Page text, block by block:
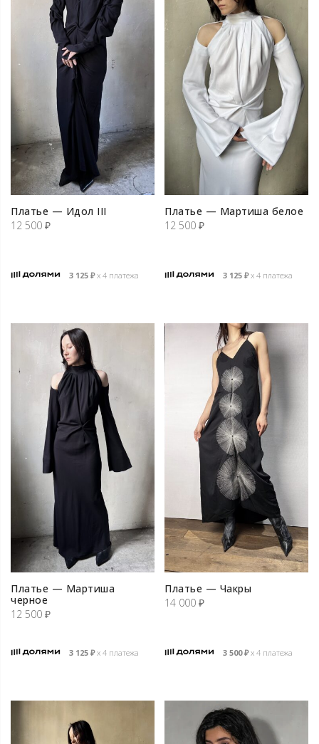
Платье — Идол III
12 500 ₽
3 125 ₽х 4 платежа
Платье — Мартиша белое
12 500 ₽
3 125 ₽х 4 платежа
Платье — Мартиша
черное
12 500 ₽
3 125 ₽х 4 платежа
Платье — Чакры
14 000 ₽
3 500₽х 4 платежа